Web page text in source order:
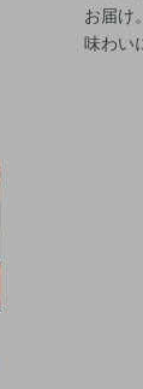
お届け
味わい